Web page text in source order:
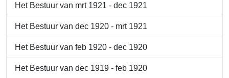
Het Bestuur van mrt 1921 - dec 1921
Het Bestuur van dec 1920 - mrt 1921
Het Bestuur van feb 1920 - dec 1920
Het Bestuur van dec 1919 - feb 1920